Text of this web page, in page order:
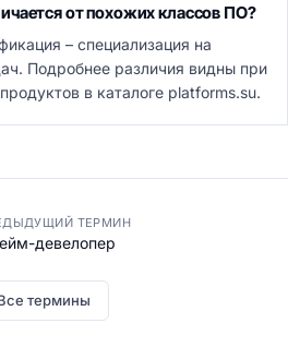
от похожих классов ПО?
– специализация на
Подробнее различия видны при
в каталоге platforms.su.
ТЕРМИН
девелопер
термины